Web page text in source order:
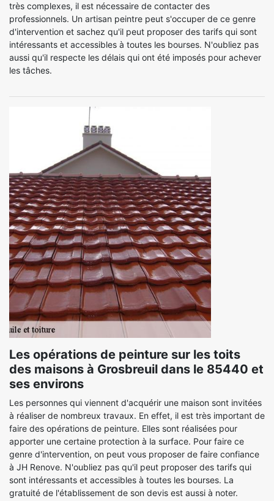
très complexes, il est nécessaire de contacter des
professionnels. Un artisan peintre peut s'occuper de ce genre
d'intervention et sachez qu'il peut proposer des tarifs qui sont
intéressants et accessibles à toutes les bourses. N'oubliez pas
aussi qu'il respecte les délais qui ont été imposés pour achever
les tâches.
Les opérations de peinture sur les toits
des maisons à Grosbreuil dans le 85440 et
ses environs
Les personnes qui viennent d'acquérir une maison sont invitées
à réaliser de nombreux travaux. En effet, il est très important de
faire des opérations de peinture. Elles sont réalisées pour
apporter une certaine protection à la surface. Pour faire ce
genre d'intervention, on peut vous proposer de faire confiance
à JH Renove. N'oubliez pas qu'il peut proposer des tarifs qui
sont intéressants et accessibles à toutes les bourses. La
gratuité de l'établissement de son devis est aussi à noter.